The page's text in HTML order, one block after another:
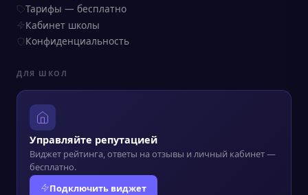
Тарифы — бесплатно
Кабинет школы
Конфиденциальность
ДЛЯ ШКОЛ
Управляйте репутацией
Виджет рейтинга, ответы на отзывы и личный кабинет —
бесплатно.
Подключить виджет